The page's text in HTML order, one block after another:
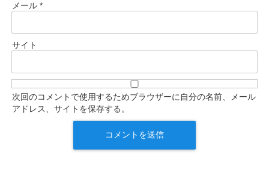
メール *
サイト
次回のコメントで使用するためブラウザーに自分の名前、メール
アドレス、サイトを保存する。